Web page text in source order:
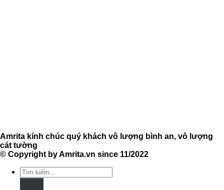
Amrita kính chúc quý khách vô lượng bình an, vô lượng
cát tường
© Copyright by Amrita.vn since 11/2022
Tìm
kiếm: